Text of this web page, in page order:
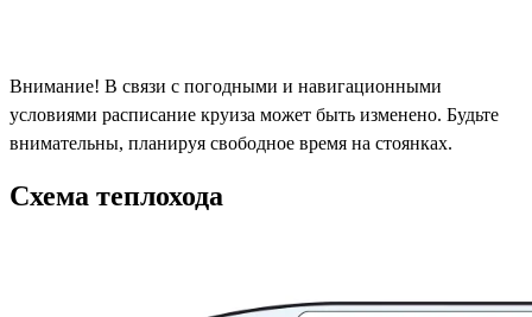
Внимание! В связи с погодными и навигационными
условиями расписание круиза может быть изменено. Будьте
внимательны, планируя свободное время на стоянках.
Схема теплохода